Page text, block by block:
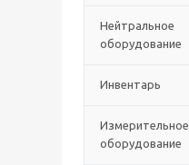
Нейтральное
оборудование
Инвентарь
Измерительное
оборудование